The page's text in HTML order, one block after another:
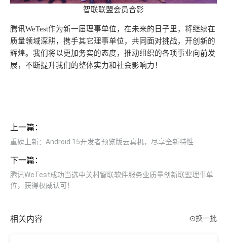
智联联盟会员合影
腾讯WeTest作为新一届理事单位，在未来的日子里，将继续在
质量领域深耕，携手其它理事单位，共同面对挑战，开创新的
辉煌。我们将以更加务实的态度，推动组织的各项事业向前发
展，不断提升我们的整体实力和社会影响力！
上一篇：
重磅上新：Android 15开发者预览版云真机，尽享全新特性
下一篇：
腾讯WeTest成功当选中关村智联软件服务业质量创新联盟理事单
位，获得权威认可！
相关内容 换一批